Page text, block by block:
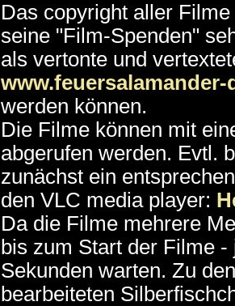
Das copyright aller
seine "Film-Spenden"
als vertonte und
www.feuersalamander-
werden können.
Die Filme können mit
abgerufen werden. Evtl.
zunächst ein
den VLC media player:
Da die Filme mehrere
bis zum Start der Filme
Sekunden warten. Zu
bearbeiteten